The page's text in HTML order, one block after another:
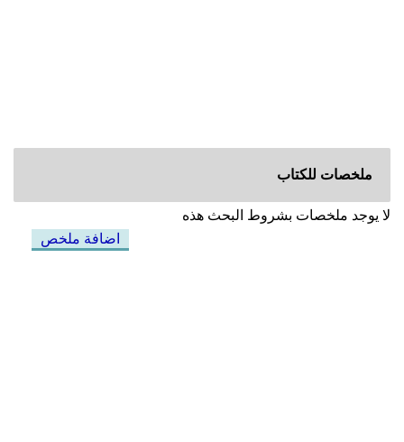
ملخصات للكتاب
لا يوجد ملخصات بشروط البحث هذه
اضافة ملخص